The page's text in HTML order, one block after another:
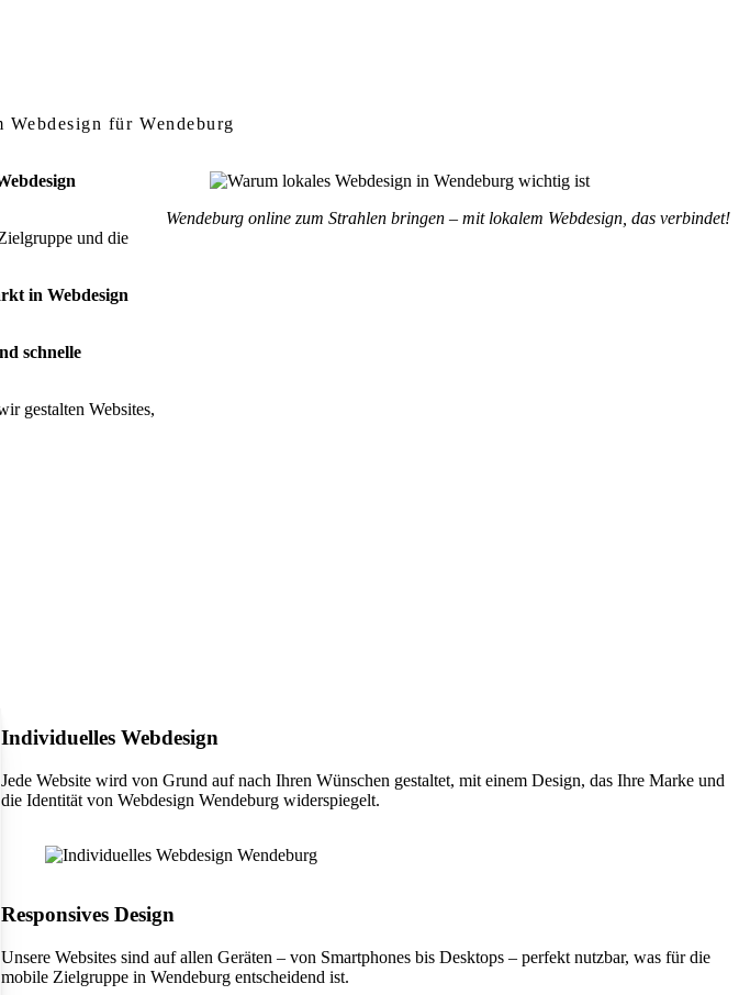
für Wendeburg
und die
in Webdesign
schnelle
gestalten Websites,
Wendeburg online zum Strahlen bringen – mit lokalem Webdesign, das verbindet!
Individuelles Webdesign
Jede Website wird von Grund auf nach Ihren Wünschen gestaltet, mit einem Design, das Ihre Marke und
die Identität von Webdesign Wendeburg widerspiegelt.
Responsives Design
Unsere Websites sind auf allen Geräten – von Smartphones bis Desktops – perfekt nutzbar, was für die
mobile Zielgruppe in Wendeburg entscheidend ist.